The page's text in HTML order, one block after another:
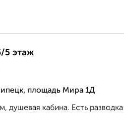
5 этаж
площадь Мира 1Д
душевая кабина. Есть